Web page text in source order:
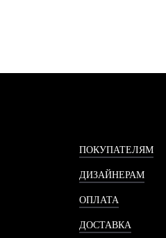
ПОКУПАТЕЛЯМ
ДИЗАЙНЕРАМ
ОПЛАТА
ДОСТАВКА